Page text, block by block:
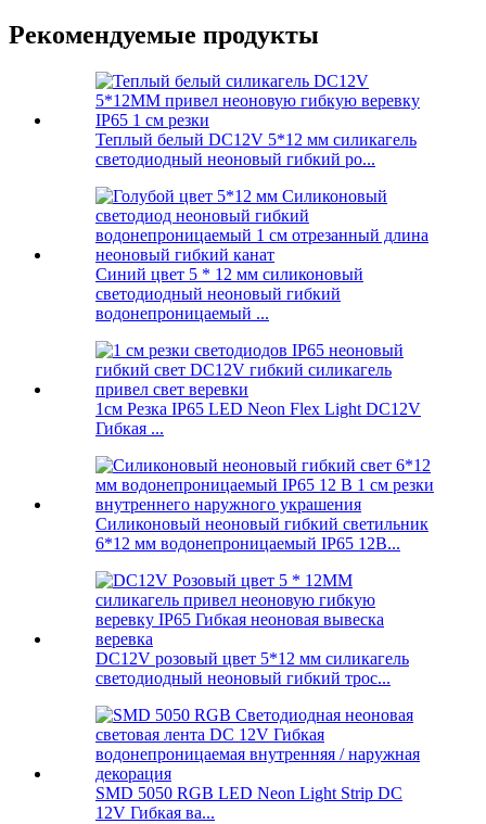
Рекомендуемые продукты
Теплый белый DC12V 5*12 мм силикагель
светодиодный неоновый гибкий ро...
Синий цвет 5 * 12 мм силиконовый
светодиодный неоновый гибкий
водонепроницаемый ...
1см Резка IP65 LED Neon Flex Light DC12V
Гибкая ...
Силиконовый неоновый гибкий светильник
6*12 мм водонепроницаемый IP65 12В...
DC12V розовый цвет 5*12 мм силикагель
светодиодный неоновый гибкий трос...
SMD 5050 RGB LED Neon Light Strip DC
12V Гибкая ва...